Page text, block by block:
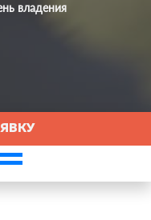
владения